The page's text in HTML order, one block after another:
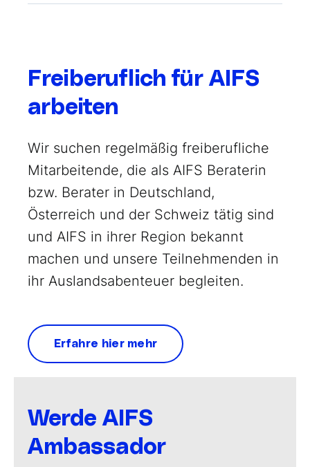
Freiberuflich für AIFS
arbeiten
Wir suchen regelmäßig freiberufliche
Mitarbeitende, die als AIFS Beraterin
bzw. Berater in Deutschland,
Österreich und der Schweiz tätig sind
und AIFS in ihrer Region bekannt
machen und unsere Teilnehmenden in
ihr Auslandsabenteuer begleiten.
Erfahre hier mehr
Werde AIFS
Ambassador